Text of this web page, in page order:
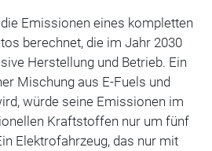
Emissionen eines kompletten
berechnet, die im Jahr 2030
Herstellung und Betrieb. Ein
Mischung aus E-Fuels und
würde seine Emissionen im
Kraftstoffen nur um fünf
Elektrofahrzeug, das nur mit